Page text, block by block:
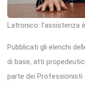
Latronico: l’assistenza
Pubblicati gli elenchi
di base, atti
parte dei Professionisti